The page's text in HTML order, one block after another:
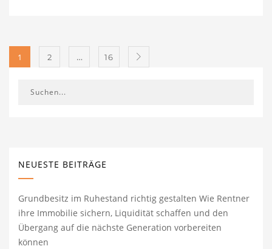
1 2 … 16
NEUESTE BEITRÄGE
Grundbesitz im Ruhestand richtig gestalten Wie Rentner
ihre Immobilie sichern, Liquidität schaffen und den
Übergang auf die nächste Generation vorbereiten
können